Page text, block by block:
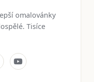
omalovánky
Tisíce